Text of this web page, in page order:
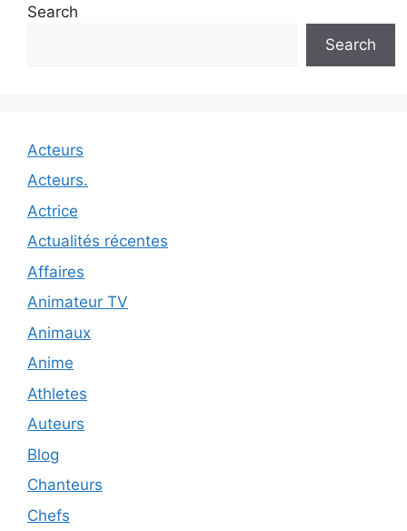
Search
Search
Acteurs
Acteurs.
Actrice
Actualités récentes
Affaires
Animateur TV
Animaux
Anime
Athletes
Auteurs
Blog
Chanteurs
Chefs